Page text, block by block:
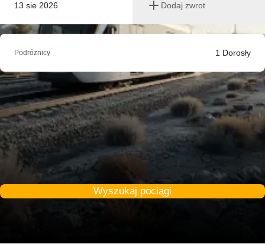
13 sie 2026 Dodaj zwrot
Podróżnicy 1 Dorosły
Wyszukaj pociągi